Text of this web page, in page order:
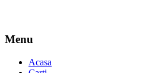
Menu
Acasa